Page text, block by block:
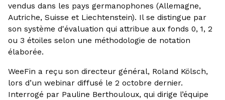
vendus dans les pays germanophones (Allemagne,
Autriche, Suisse et Liechtenstein). Il se distingue par
son système d'évaluation qui attribue aux fonds 0, 1, 2
ou 3 étoiles selon une méthodologie de notation
élaborée.
WeeFin a reçu son directeur général, Roland Kölsch,
lors d’un webinar diffusé le 2 octobre dernier.
Interrogé par Pauline Berthouloux, qui dirige l’équipe